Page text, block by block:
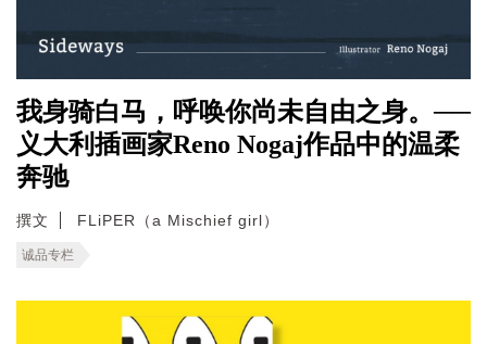
我身骑白马，呼唤你尚未自由之身。──
义大利插画家Reno Nogaj作品中的温柔
奔驰
撰文 FLiPER（a Mischief girl）
诚品专栏